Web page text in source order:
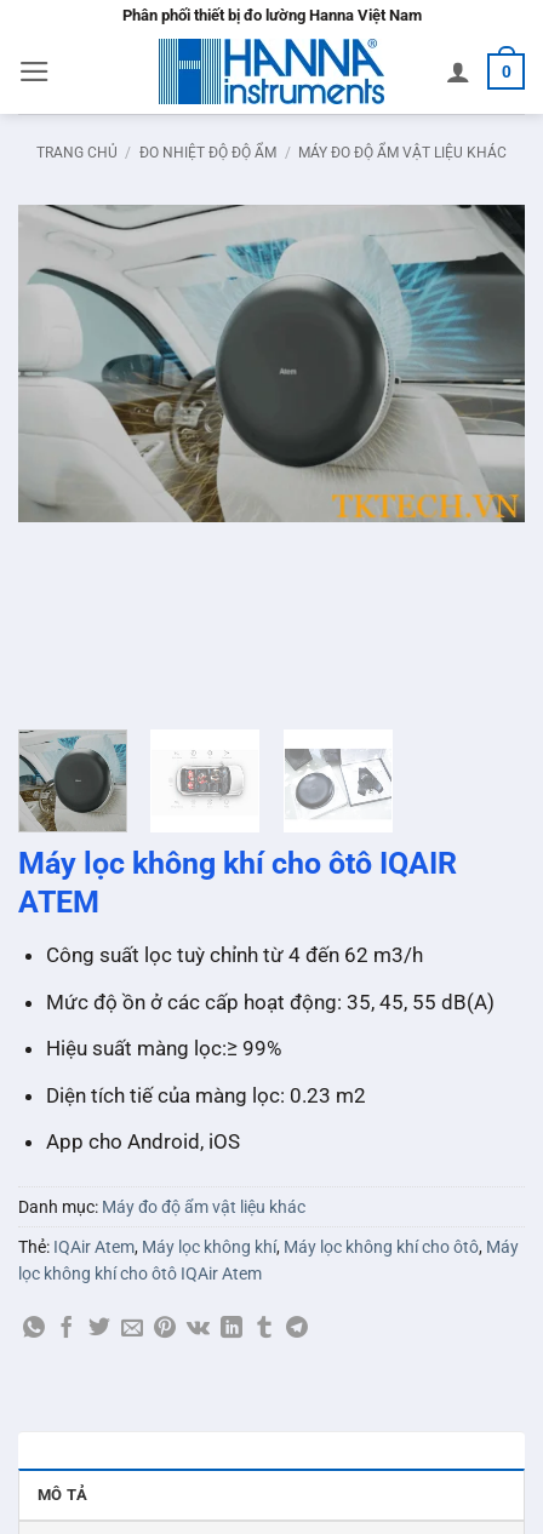
nội
dung
Phân phối thiết bị đo lường Hanna Việt Nam
0
TRANG CHỦ / ĐO NHIỆT ĐỘ ĐỘ ẨM / MÁY ĐO ĐỘ ẨM VẬT LIỆU KHÁC
Máy lọc không khí cho ôtô IQAIR
ATEM
Công suất lọc tuỳ chỉnh từ 4 đến 62 m3/h
Mức độ ồn ở các cấp hoạt động: 35, 45, 55 dB(A)
Hiệu suất màng lọc:≥ 99%
Diện tích tiế của màng lọc: 0.23 m2
App cho Android, iOS
Danh mục: Máy đo độ ẩm vật liệu khác
Thẻ: IQAir Atem, Máy lọc không khí, Máy lọc không khí cho ôtô, Máy
lọc không khí cho ôtô IQAir Atem
MÔ TẢ